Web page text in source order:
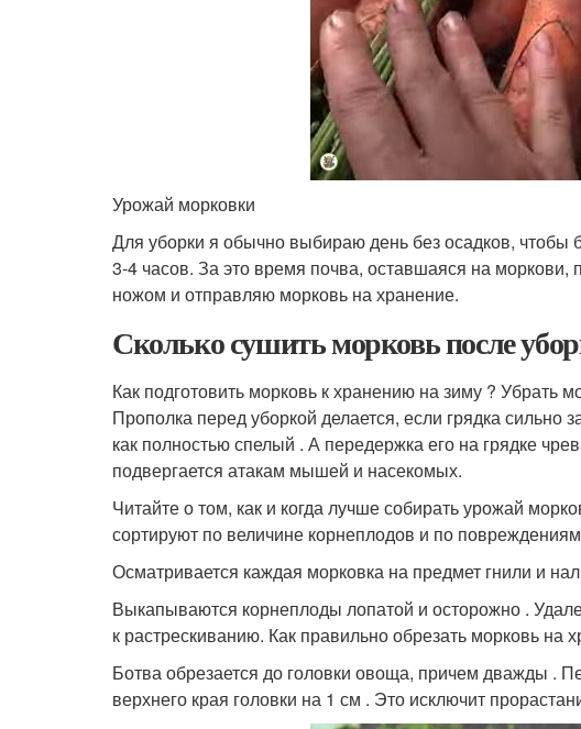
Урожай морковки
Для уборки я обычно выбираю день без осадков, чтобы
3-4 часов. За это время почва, оставшаяся на
ножом и отправляю морковь на хранение.
Сколько сушить морковь после
Как подготовить морковь к хранению на зиму ? Убрать
Прополка перед уборкой делается, если грядка
как полностью спелый . А передержка его на грядке
подвергается атакам мышей и насекомых.
Читайте о том, как и когда лучше собирать урожай
сортируют по величине корнеплодов и по
Осматривается каждая морковка на предмет гнили и
Выкапываются корнеплоды лопатой и осторожно .
к растрескиванию. Как правильно обрезать морковь на
Ботва обрезается до головки овоща, причем дважды .
верхнего края головки на 1 см . Это исключит